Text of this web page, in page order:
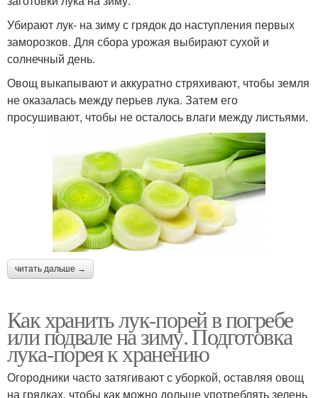
Убирают лук- на зиму с грядок до наступления первых
заморозков. Для сбора урожая выбирают сухой и
солнечный день.
Овощ выкапывают и аккуратно стряхивают, чтобы земля
не оказалась между перьев лука. Затем его
просушивают, чтобы не осталось влаги между листьями.
читать дальше →
Как хранить лук-порей в погребе
или подвале на зиму. Подготовка
лука-порея к хранению
Огородники часто затягивают с уборкой, оставляя овощ
на грядках, чтобы как можно дольше употреблять зелень